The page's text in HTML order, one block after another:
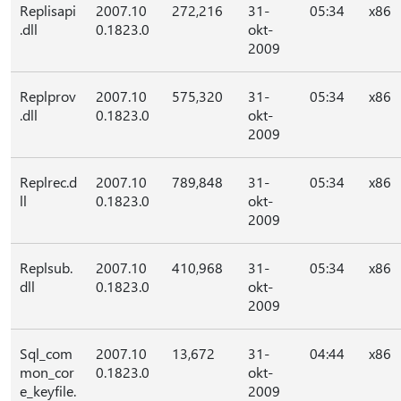
Replisapi
.dll
2007.10
0.1823.0
272,216
31-
okt-
2009
05:34 x86
Replprov
.dll
2007.10
0.1823.0
575,320
31-
okt-
2009
05:34 x86
Replrec.d
ll
2007.10
0.1823.0
789,848
31-
okt-
2009
05:34 x86
Replsub.
dll
2007.10
0.1823.0
410,968
31-
okt-
2009
05:34 x86
Sql_com
mon_cor
e_keyfile.
2007.10
0.1823.0
13,672
31-
okt-
2009
04:44 x86